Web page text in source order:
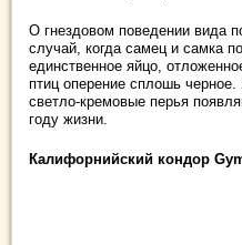
О гнездовом поведении вида
случай, когда самец и самка
единственное яйцо,
птиц оперение сплошь
светло-кремовые перья
году жизни.
Калифорнийский кондор